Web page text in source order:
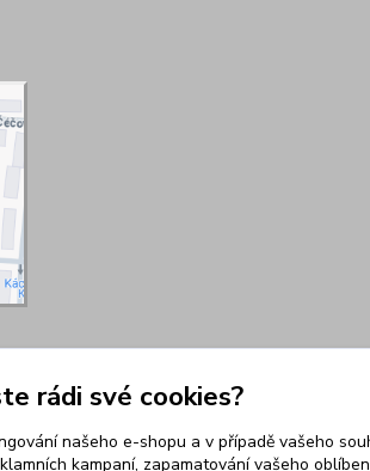
rádi své cookies?
našeho e-shopu a v případě vašeho
kampaní, zapamatování vašeho